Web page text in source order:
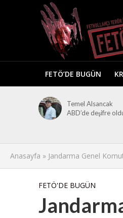
FETÖ’DE BUGÜN
Temel Alsancak
ABD’de deşifre
Anasayfa » Jandarma Genel
FETÖ'DE BUGÜN